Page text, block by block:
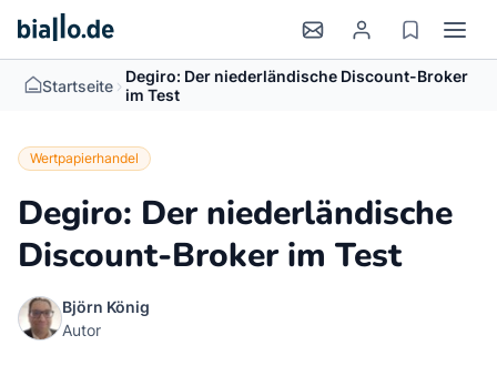
Startseite > Degiro: Der niederländische Discount-Broker
im Test
Wertpapierhandel
Degiro: Der niederländische
Discount-Broker im Test
Björn König
Autor